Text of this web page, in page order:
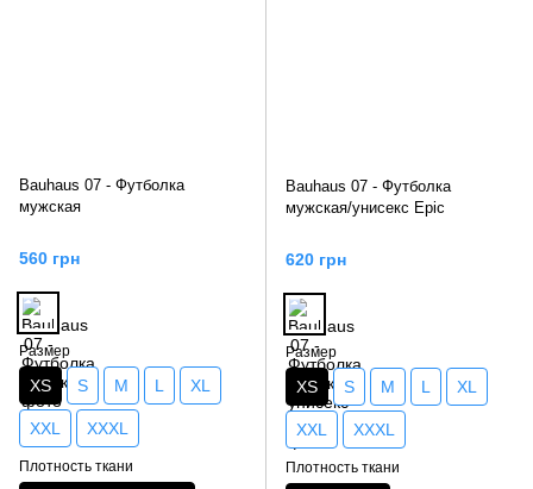
Bauhaus 07 - Футболка
мужская
560 грн
Размер
XS S M L XL
XXL XXXL
Плотность ткани
Bauhaus 07 - Футболка
мужская/унисекс Epic
620 грн
Размер
XS S M L XL
XXL XXXL
Плотность ткани